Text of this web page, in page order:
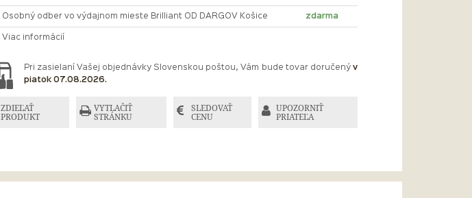
Osobný odber vo výdajnom mieste Brilliant OD DARGOV Košice zdarma
Viac informácií
Pri zasielaní Vašej objednávky Slovenskou poštou, Vám bude tovar doručený v
piatok 07.08.2026.
ZDIEĽAŤ
PRODUKT
VYTLAČIŤ
STRÁNKU
SLEDOVAŤ
CENU
UPOZORNIŤ
PRIATEĽA